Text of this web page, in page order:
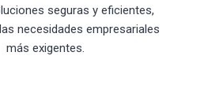
seguras y eficientes,
necesidades empresariales
más exigentes.